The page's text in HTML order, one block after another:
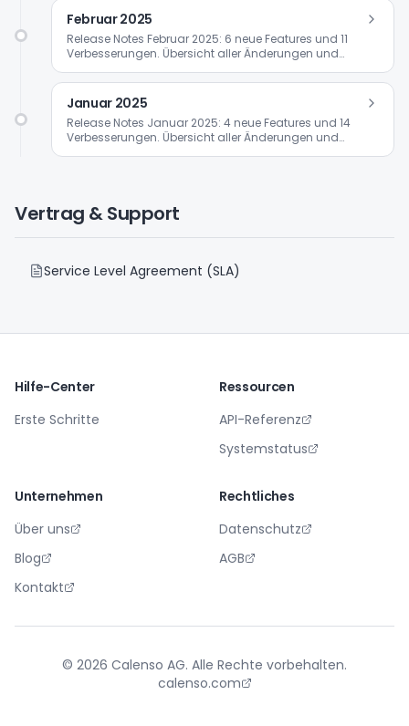
Februar 2025
Release Notes Februar 2025: 6 neue Features und 11
Verbesserungen. Übersicht aller Änderungen und
Januar 2025
Release Notes Januar 2025: 4 neue Features und 14
Verbesserungen. Übersicht aller Änderungen und
Vertrag & Support
Service Level Agreement (SLA)
Hilfe-Center
Erste Schritte
Ressourcen
API-Referenz
Systemstatus
Unternehmen
Über uns
Blog
Kontakt
Rechtliches
Datenschutz
AGB
© 2026 Calenso AG. Alle Rechte vorbehalten.
calenso.com